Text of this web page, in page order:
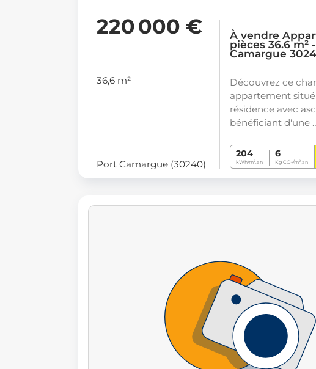
220 000 €
36,6 m²
Port Camargue (30240)
À vendre
pièces 36.6 m²
Camargue
Découvrez ce
appartement
résidence avec
bénéficiant d'une
204
kWh/m².an
6
Kg CO2/m².an